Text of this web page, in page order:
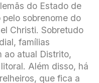
do Estado de
sobrenome do
Christi. Sobretudo
famílias
ao atual Distrito,
Além disso, há
que fica a